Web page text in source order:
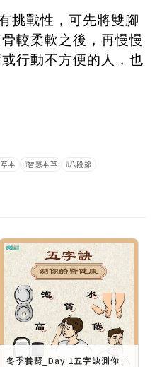
挑戰性，可先將雙腳
較柔軟之後，再慢慢
行動不方便的人，也
本 智慧本草 八段錦
冬季養腎_Day 1五字訣測你的腎健康